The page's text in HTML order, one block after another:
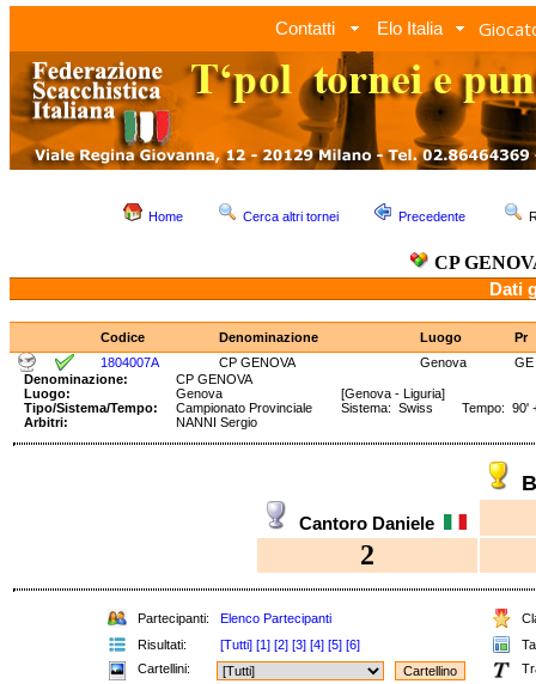
Contatti Elo Italia
Home Cerca altri tornei Precedente
CP
Dati
Codice Denominazione Luogo
Pr
1804007A
CP GENOVA Genova
GE
Denominazione:
CP GENOVA
Luogo:
Genova
[Genova - Liguria]
Tipo/Sistema/Tempo:
Campionato Provinciale Sistema: Swiss Tempo: 90' +
Arbitri:
NANNI Sergio
Cantoro Daniele
2
Partecipanti: Elenco Partecipanti
Risultati:
[Tutti] [1] [2] [3] [4] [5] [6]
Cartellini: